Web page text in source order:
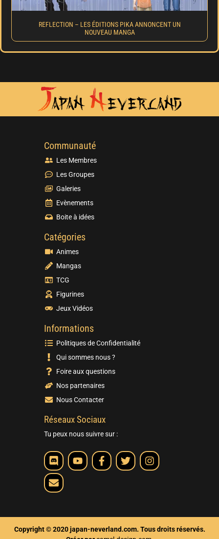
REFLECTION – LES ÉDITIONS PIKA ANNONCENT UN
NOUVEAU MANGA
Communauté
Les Membres
Les Groupes
Galeries
Evènements
Boite à idées
Catégories
Animes
Mangas
TCG
Figurines
Jeux Vidéos
Informations
Politiques de Confidentialité
Qui sommes nous ?
Foire aux questions
Nos partenaires
Nous Contacter
Réseaux Sociaux
Tu peux nous suivre sur :
Copyright © 2020 japan-neverland.com. Tous droits réservés.